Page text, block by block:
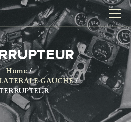
Home
GAUCHE
FW 190